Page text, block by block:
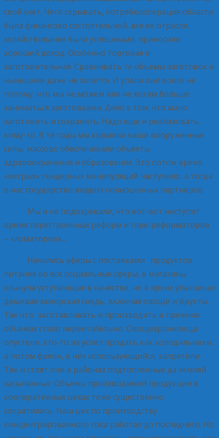
свой счет. Чего скрывать, потребкооперация области
была финансово состоятельной, все ее отрасли
хозяйствования были успешными, приносили
хороший доход. Особенно торговая и
заготовительная. Сравнивать те объемы заготовок и
нынешние даже не хочется. И упали они вовсе не
потому, что мы не можем или не хотим больше
заниматься заготовками. Дело в том, что мало
заготовить и сохранить. Надо еще и реализовать
кому-то. В те годы мы кормили наши вооруженные
силы, массово обеспечивали объекты
здравоохранения и образования. Это потом время
«хитрых» тендерных манипуляций наступило, а тогда
в нас государство видело полноценных партнеров.
Мы и не подозревали, что вот-вот наступит
время перестроечных реформ и горе-реформаторов
– «ломаторов»…
Начались аферы с поставками продуктов
питания во все социальные сферы, в магазины
хлынула уступающая в качестве, но в ярких упаковках
дешевая заморская снедь, включая овощи и фрукты.
Так что заготавливать и производить в прежних
объемах стало нерентабельно. Овощехранилища
опустели, кто-то их успел продать как холодильники,
а потом фреон, в них использующийся, запретили.
Так и стоят они в районах подтопленные да землей
засыпанные. Объемы производимой продукции в
кооперативных цехах тоже существенно
сократились. Наш цех по производству
концентрированного сока работал до последнего. Но